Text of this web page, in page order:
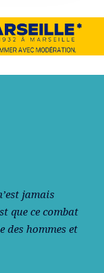
jamais
que ce combat
des hommes et